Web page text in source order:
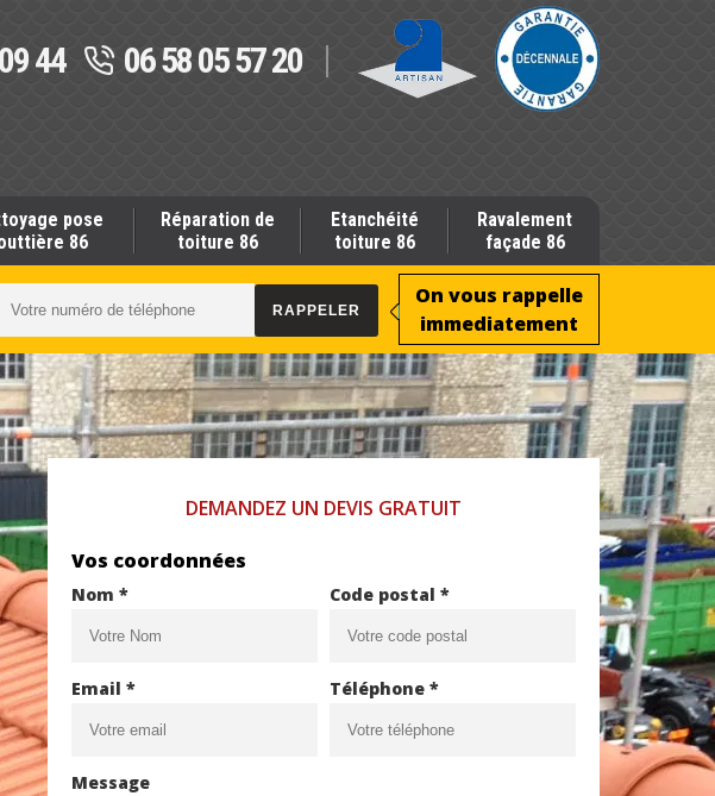
44 06 58 05 57 20
pose
86
Réparation de
toiture 86
Etanchéité
toiture 86
Ravalement
façade 86
On vous rappelle
immediatement
DEMANDEZ UN DEVIS GRATUIT
Vos coordonnées
Nom * Code postal *
Email * Téléphone *
Message